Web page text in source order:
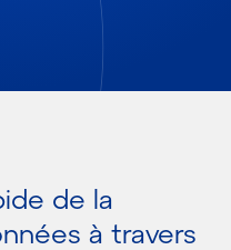
de la
à travers